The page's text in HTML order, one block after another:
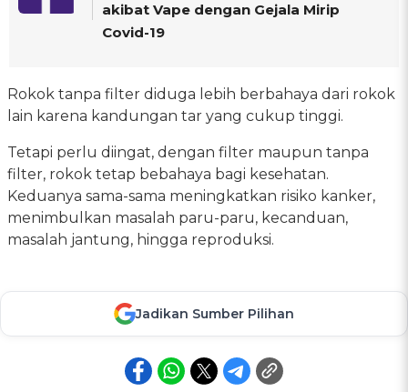
akibat Vape dengan Gejala Mirip
Covid-19
Rokok tanpa filter diduga lebih berbahaya dari rokok
lain karena kandungan tar yang cukup tinggi.
Tetapi perlu diingat, dengan filter maupun tanpa
filter, rokok tetap bebahaya bagi kesehatan.
Keduanya sama-sama meningkatkan risiko kanker,
menimbulkan masalah paru-paru, kecanduan,
masalah jantung, hingga reproduksi.
Jadikan Sumber Pilihan